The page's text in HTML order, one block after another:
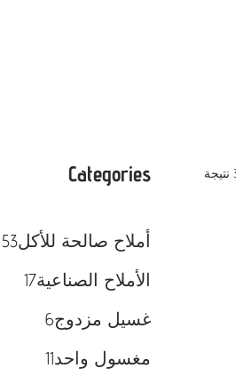
Categories
أملاح صالحة للأكل53
الأملاح الصناعية17
غسيل مزدوج6
مغسول واحد11